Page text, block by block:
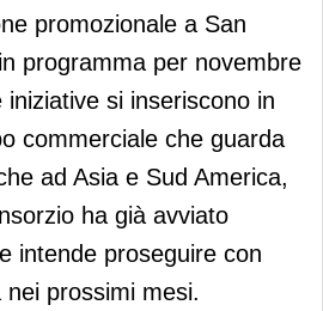
promozionale a San
programma per novembre
si inseriscono in
commerciale che guarda
ad Asia e Sud America,
ha già avviato
intende proseguire con
prossimi mesi.